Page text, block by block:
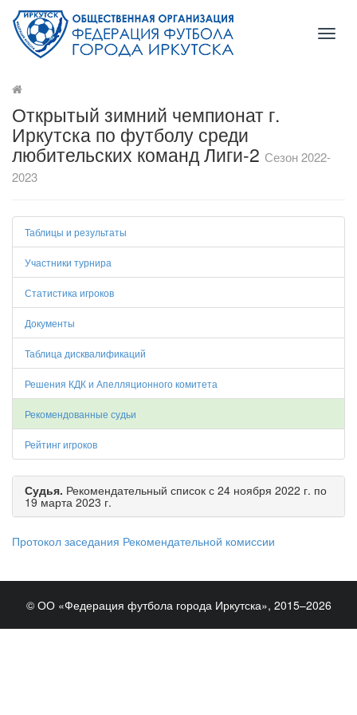
Открытый зимний чемпионат г.
Иркутска по футболу среди
любительских команд Лиги-2 Сезон 2022-
2023
Таблицы и результаты
Участники турнира
Статистика игроков
Документы
Таблица дисквалификаций
Решения КДК и Апелляционного комитета
Рекомендованные судьи
Рейтинг игроков
Судья. Рекомендательный список с 24 ноября 2022 г. по
19 марта 2023 г.
Протокол заседания Рекомендательной комиссии
© ОО «Федерация футбола города Иркутска», 2015–2026